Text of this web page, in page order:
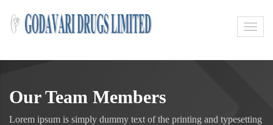
Our Team Members
Lorem ipsum is simply dummy text of the printing and typesetting